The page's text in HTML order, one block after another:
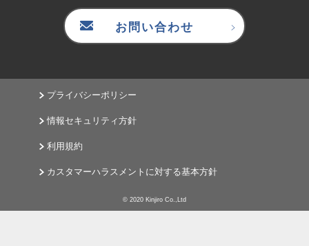
お問い合わせ
プライバシーポリシー
情報セキュリティ方針
利用規約
カスタマーハラスメントに対する基本方針
© 2020 Kinjiro Co.,Ltd